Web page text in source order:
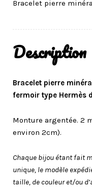
Bracelet pierre
Description
Bracelet pierre
fermoir type Hermès
Monture argentée. 2
environ 2cm).
Chaque bijou étant fait
unique, le modèle
taille, de couleur et/ou